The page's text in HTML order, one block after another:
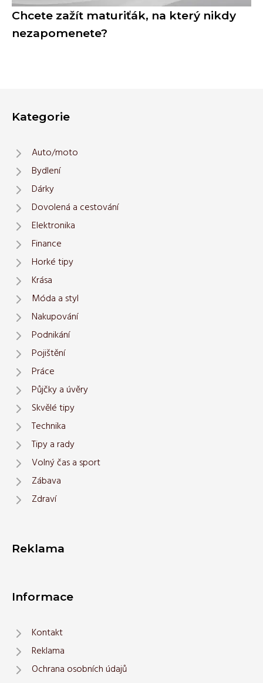
Chcete zažít maturiťák, na který nikdy
nezapomenete?
Kategorie
Auto/moto
Bydlení
Dárky
Dovolená a cestování
Elektronika
Finance
Horké tipy
Krása
Móda a styl
Nakupování
Podnikání
Pojištění
Práce
Půjčky a úvěry
Skvělé tipy
Technika
Tipy a rady
Volný čas a sport
Zábava
Zdraví
Reklama
Informace
Kontakt
Reklama
Ochrana osobních údajů